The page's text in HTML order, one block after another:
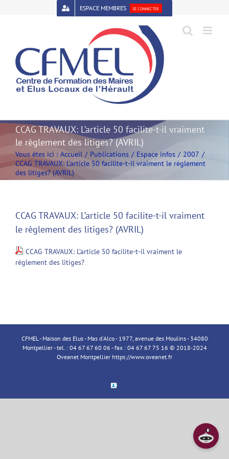
Open toolbar
ESPACE MEMBRES SE CONNECTER
CCAG TRAVAUX: L’article 50 facilite-t-il vraiment
le règlement des litiges? (AVRIL)
Vous êtes ici : Accueil Publications Espace infos
2007
CCAG TRAVAUX: L’article 50 facilite-t-il vraiment le règlement
des litiges? (AVRIL)
CCAG TRAVAUX: L’article 50 facilite-t-il vraiment
le règlement des litiges? (AVRIL)
CCAG TRAVAUX: L’article 50 facilite-t-il vraiment le
règlement des litiges?
CFMEL - Maison des Elus - Mas d'Alco - 1977, avenue des Moulins - 34080
Montpellier - tel. : 04 67 67 60 06 - fax : 04 67 67 75 16 © 2018-2024
Oveanet Montpellier https://www.oveanet.fr
Espace